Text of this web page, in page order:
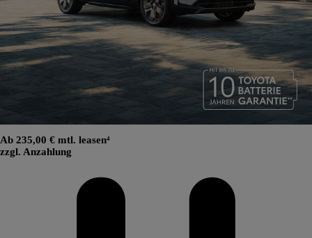
Ab 235,00 € mtl. leasen⁴
zzgl. Anzahlung